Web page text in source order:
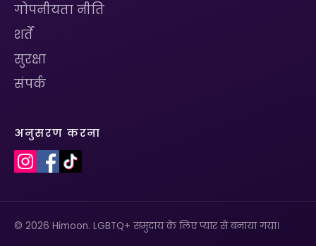
गोपनीयता नीति
शर्तें
सुरक्षा
संपर्क
अनुसरण करना
© 2026 Himoon. LGBTQ+ समुदाय के लिए प्यार से बनाया गया।